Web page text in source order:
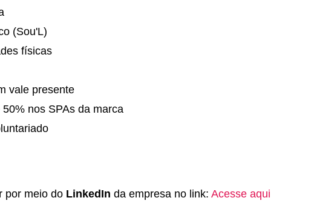
(Sou'L)
físicas
vale presente
nos SPAs da marca
por meio do LinkedIn da empresa no link: Acesse aqui